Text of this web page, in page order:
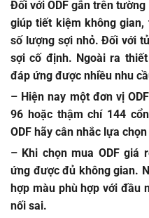
Đối với ODF gắn trên
giúp tiết kiệm không
số lượng sợi nhỏ. Đối với
sợi cố định. Ngoài ra
đáp ứng được nhiều nhu
– Hiện nay một đơn vị
96 hoặc thậm chí 144
ODF hãy cân nhắc lựa
– Khi chọn mua ODF giá
ứng được đủ không gian.
hợp màu phù hợp với đầu
nối sai.